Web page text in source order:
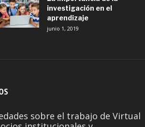
investigación en el
aprendizaje
junio 1, 2019
sobre el trabajo de Virtual